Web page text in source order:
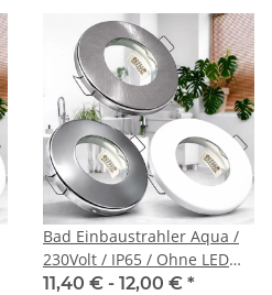
Bad Einbaustrahler Aqua /
230Volt / IP65 / Ohne LED
Leuchtmittel
11,40 € - 12,00 € *